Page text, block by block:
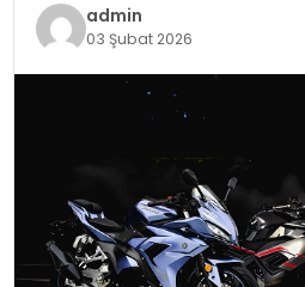
admin
03 Şubat 2026